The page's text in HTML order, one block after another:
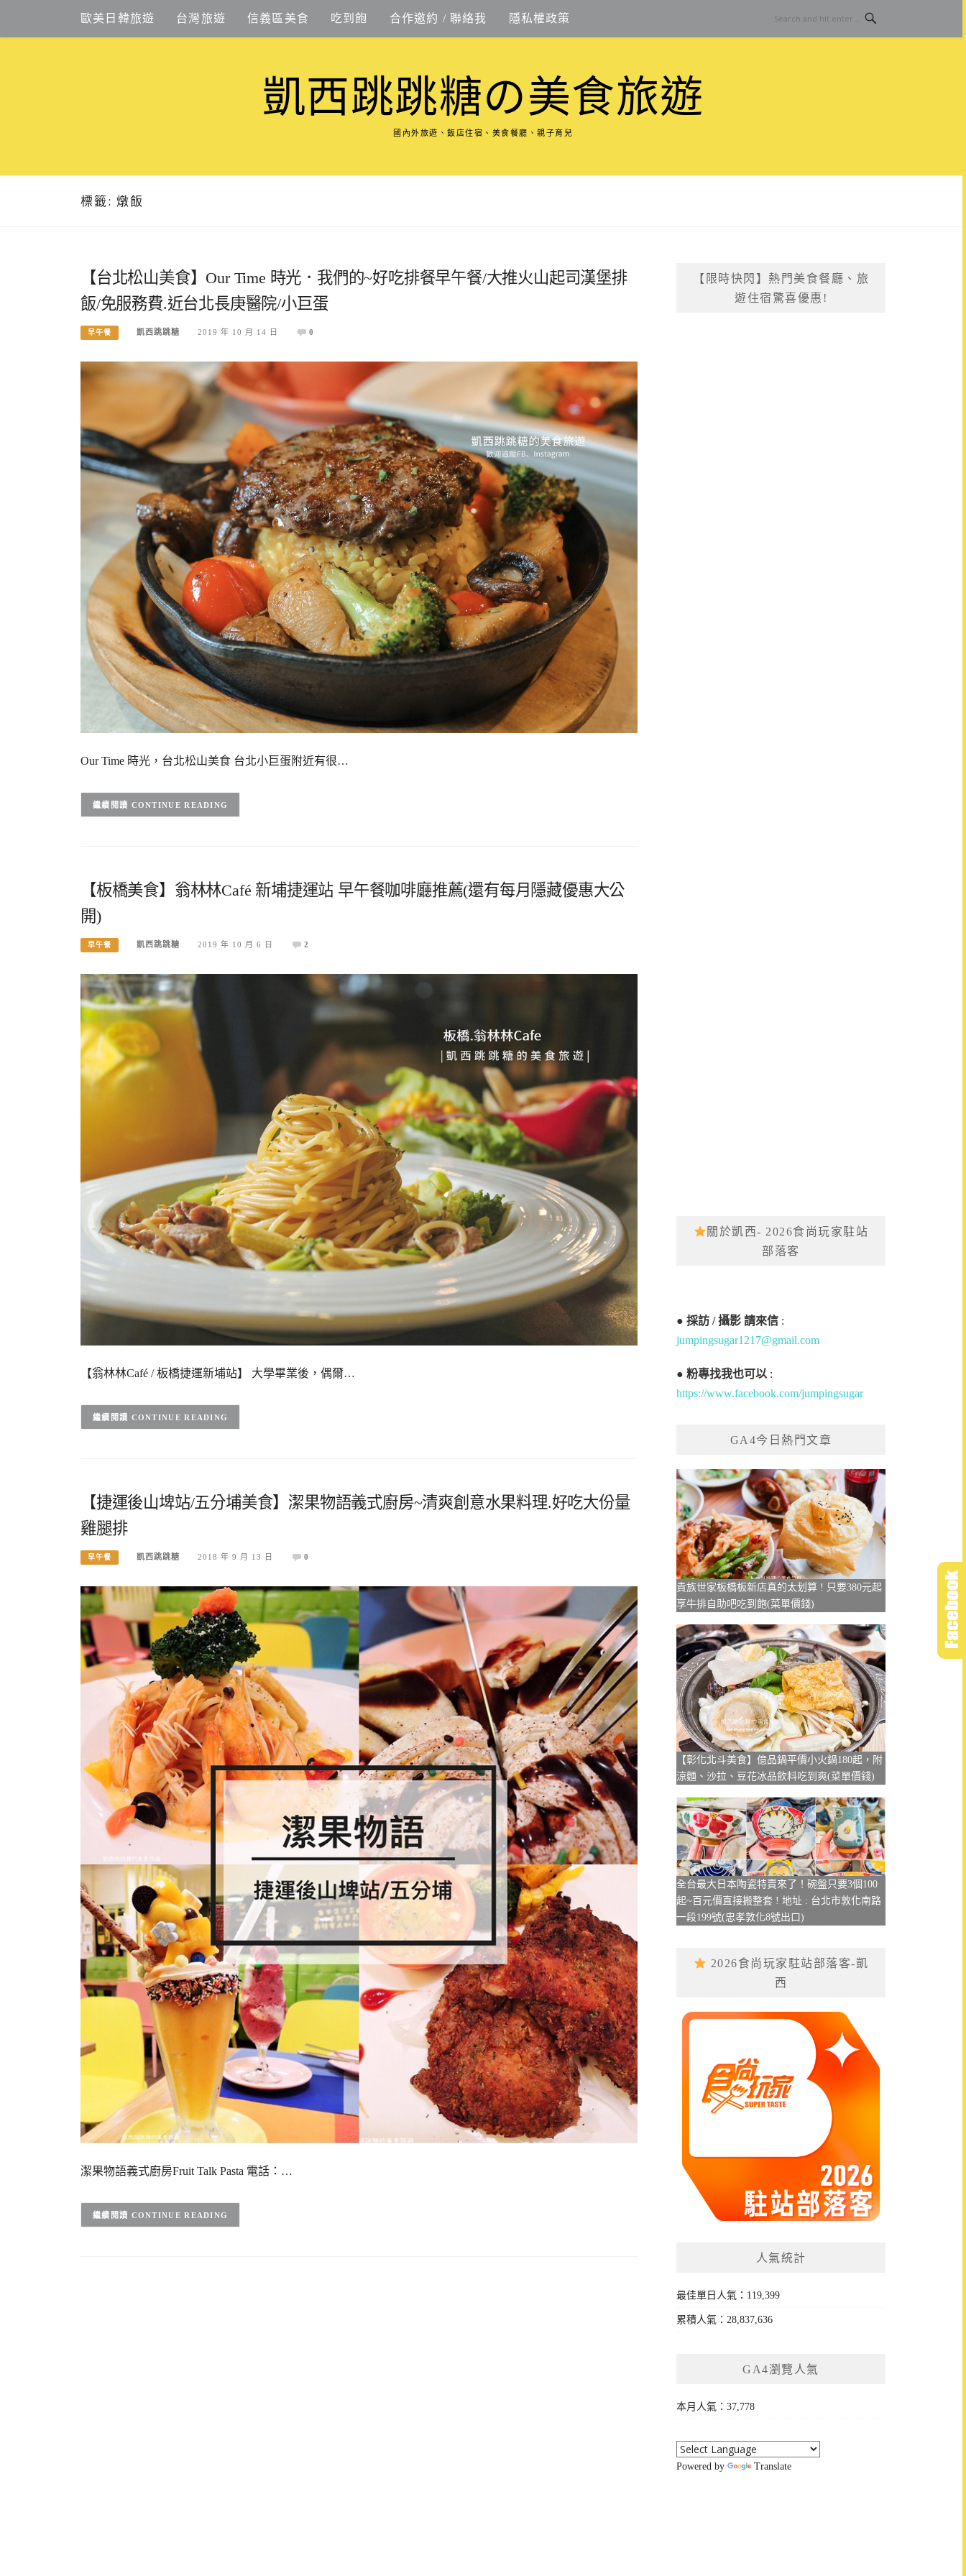
content
歐美日韓旅遊 台灣旅遊 信義區美食 吃到飽 合作邀約 / 聯絡我 隱私權政策
凱西跳跳糖の美食旅遊
國內外旅遊、飯店住宿、美食餐廳、親子育兒
標籤: 燉飯
【台北松山美食】Our Time 時光．我們的~好吃排餐早午餐/大推火山起司漢堡排
飯/免服務費.近台北長庚醫院/小巨蛋
早午餐 凱西跳跳糖 2019 年 10 月 14 日 0
Our Time 時光，台北松山美食 台北小巨蛋附近有很…
CONTINUE READING
【板橋美食】翁林林Café 新埔捷運站 早午餐咖啡廳推薦(還有每月隱藏優惠大公
開)
早午餐 凱西跳跳糖 2019 年 10 月 6 日 2
【翁林林Café / 板橋捷運新埔站】 大學畢業後，偶爾…
CONTINUE READING
【捷運後山埤站/五分埔美食】潔果物語義式廚房~清爽創意水果料理.好吃大份量
雞腿排
早午餐 凱西跳跳糖 2018 年 9 月 13 日 0
潔果物語義式廚房Fruit Talk Pasta 電話：…
CONTINUE READING
【限時快閃】熱門美食餐廳、旅
遊住宿驚喜優惠!
關於凱西- 2026食尚玩家駐站
部落客
●採訪 / 攝影 請來信 :
jumpingsugar1217@gmail.com
●粉專找我也可以 :
https://www.facebook.com/jumpingsugar
GA4今日熱門文章
貴族世家板橋板新店真的太划算 ! 只要380元起
享牛排自助吧吃到飽(菜單價錢)
【彰化北斗美食】億品鍋平價小火鍋180起，附
涼麵、沙拉、豆花冰品飲料吃到爽(菜單價錢)
全台最大日本陶瓷特賣來了！碗盤只要3個100
起~百元價直接搬整套 ! 地址 : 台北市敦化南路
一段199號(忠孝敦化8號出口)
2026食尚玩家駐站部落客-凱
西
人氣統計
最佳單日人氣：119,399
累積人氣：28,837,636
GA4瀏覽人氣
本月人氣：37,778
Powered by Translate